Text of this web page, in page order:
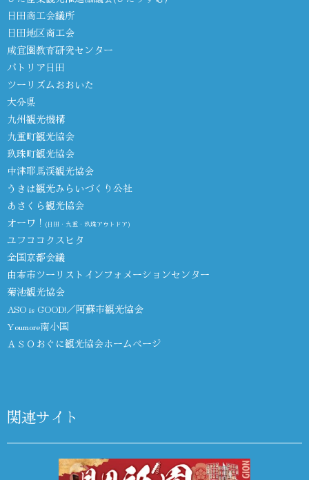
日田商工会議所
日田地区商工会
咸宜園教育研究センター
パトリア日田
ツーリズムおおいた
大分県
九州観光機構
九重町観光協会
玖珠町観光協会
中津耶馬渓観光協会
うきは観光みらいづくり公社
あさくら観光協会
オーワ！ (日田・九重・玖珠アウトドア)
ユフココクスヒタ
全国京都会議
由布市ツーリストインフォメーションセンター
菊池観光協会
ASO is GOOD!／阿蘇市観光協会
Youmore南小国
ＡＳＯおぐに観光協会ホームページ
関連サイト